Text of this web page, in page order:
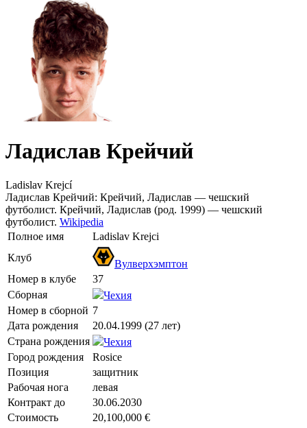
Ладислав Крейчий
Ladislav Krejcí
Ладислав Крейчий: Крейчий, Ладислав — чешский
футболист. Крейчий, Ладислав (род. 1999) — чешский
футболист. Wikipedia
Полное имя
Ladislav Krejci
Клуб
Вулверхэмптон
Номер в клубе
37
Сборная
Чехия
Номер в сборной 7
Дата рождения
20.04.1999 (27 лет)
Страна рождения
Чехия
Город рождения
Rosice
Позиция
защитник
Рабочая нога
левая
Контракт до
30.06.2030
Стоимость
20,100,000 €